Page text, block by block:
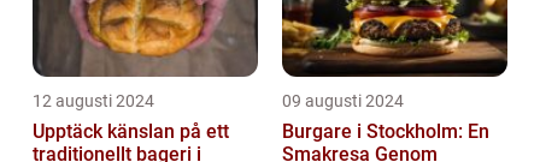
12 augusti 2024
Upptäck känslan på ett
traditionellt bageri i
09 augusti 2024
Burgare i Stockholm: En
Smakresa Genom